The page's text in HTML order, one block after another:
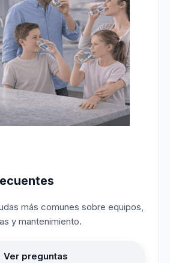
más comunes sobre equipos,
y mantenimiento.
Ver preguntas